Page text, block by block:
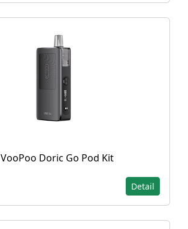
VooPoo Doric Go Pod Kit
Detail